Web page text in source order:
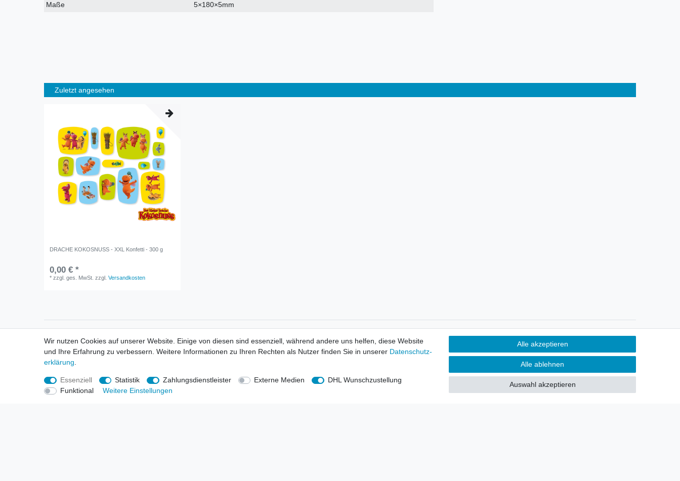
Maße
5×180×5mm
Zuletzt angesehen
DRACHE KOKOSNUSS - XXL Konfetti - 300 g
0,00 € *
*zzgl. ges. MwSt. zzgl.Versandkosten
Informationen
Neukunden / New Accounts
Zahlung
Versandkosten
Entsorgungs- & Umweltbestimmungen
Größentabellen
Informationen
Händlerbund - rechtssicher verkaufen
Produkt-Kataloge
Über uns
Wir versenden mit
Sie möchten über neu eingetroffene
Lagerware oder Neuheiten
allgemein informiert werden?
Wir nutzen Cookies auf unserer Website. Einige von diesen sind essenziell, während andere uns helfen, diese Website
und Ihre Erfahrung zu verbessern. Weitere Informationen zu Ihren Rechten als Nutzer finden Sie in unserer Daten­schutz­
erklärung
Essenziell Statistik Zahlungsdienstleister Externe Medien
DHL Wunschzustellung
Funktional
Weitere Einstellungen
Alle akzeptieren
Alle ablehnen
Auswahl akzeptieren